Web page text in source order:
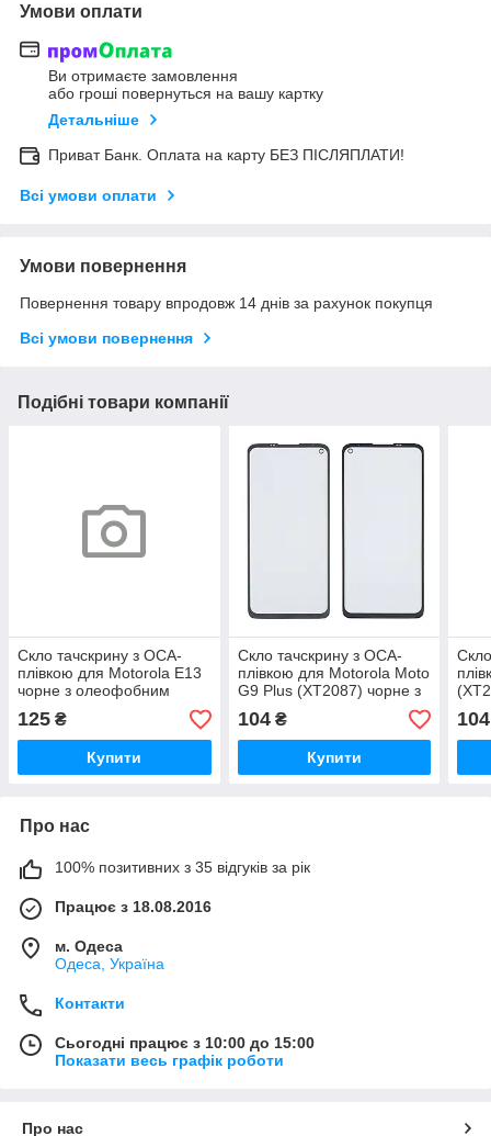
Умови оплати
Ви отримаєте замовлення
або гроші повернуться на вашу картку
Детальніше
Приват Банк. Оплата на карту БЕЗ ПІСЛЯПЛАТИ!
Всі умови оплати
Умови повернення
Повернення товару впродовж 14 днів за рахунок покупця
Всі умови повернення
Подібні товари компанії
Скло тачскрину з OCA-
плівкою для Motorola E13
чорне з олеофобним
G+OCA Pro
125 ₴
Купити
Скло тачскрину з OCA-
плівкою для Motorola Moto
G9 Plus (XT2087) чорне з
олеофобним покриттям,
загартоване
104₴
Купити
104
Про нас
100% позитивних з 35 відгуків за рік
Працює з 18.08.2016
м. Одеса
Одеса, Україна
Контакти
Сьогодні працює з 10:00 до 15:00
Показати весь графік роботи
Про нас